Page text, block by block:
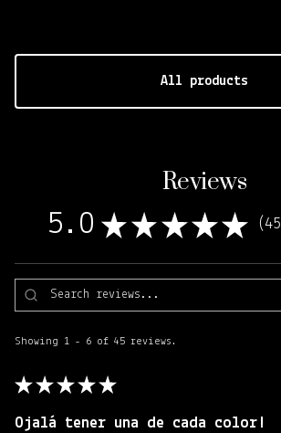
All products
Reviews
5.0 ★ ★ ★ ★ ★ 45
45
Showing 1 - 6 of 45 reviews.
★ ★ ★ ★ ★
Ojalá tener una de cada color!